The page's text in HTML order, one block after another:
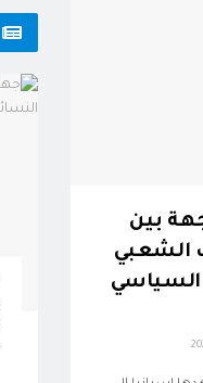
بين
الشعبي
السياسي